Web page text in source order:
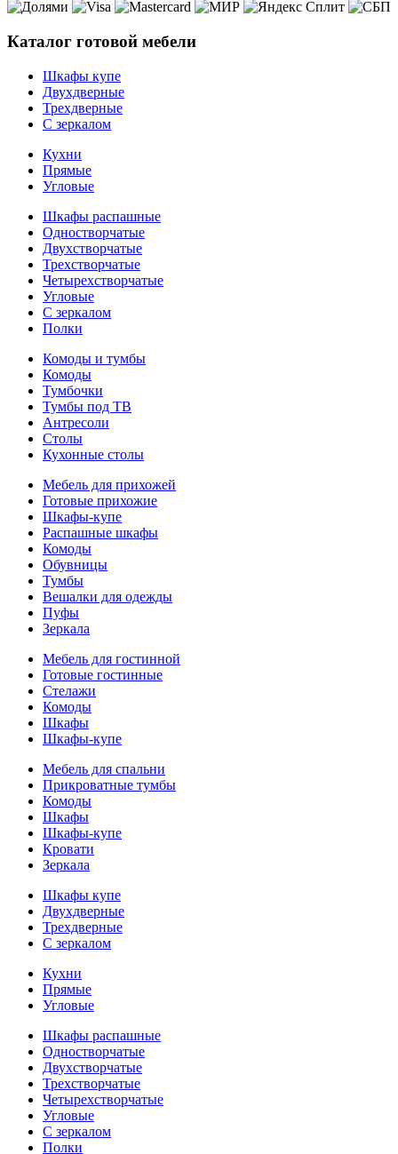
Каталог готовой мебели
Шкафы купе
Двухдверные
Трехдверные
С зеркалом
Кухни
Прямые
Угловые
Шкафы распашные
Одностворчатые
Двухстворчатые
Трехстворчатые
Четырехстворчатые
Угловые
С зеркалом
Полки
Комоды и тумбы
Комоды
Тумбочки
Тумбы под ТВ
Антресоли
Столы
Кухонные столы
Мебель для прихожей
Готовые прихожие
Шкафы-купе
Распашные шкафы
Комоды
Обувницы
Тумбы
Вешалки для одежды
Пуфы
Зеркала
Мебель для гостинной
Готовые гостинные
Стелажи
Комоды
Шкафы
Шкафы-купе
Мебель для спальни
Прикроватные тумбы
Комоды
Шкафы
Шкафы-купе
Кровати
Зеркала
Шкафы купе
Двухдверные
Трехдверные
С зеркалом
Кухни
Прямые
Угловые
Шкафы распашные
Одностворчатые
Двухстворчатые
Трехстворчатые
Четырехстворчатые
Угловые
С зеркалом
Полки